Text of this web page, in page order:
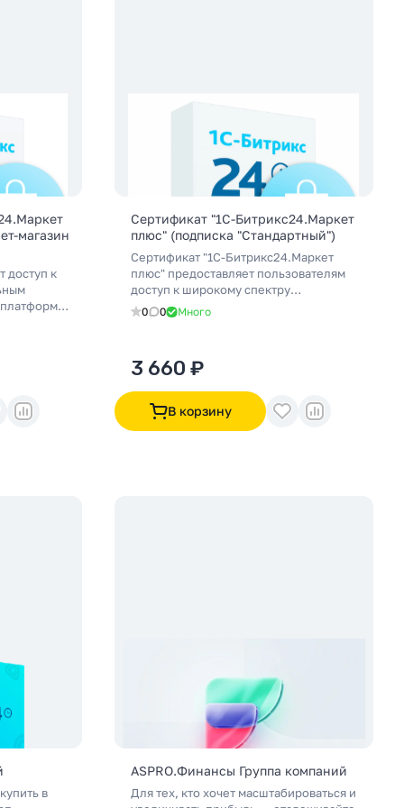
магазин
доступ к
онлайн-
процессы
и
Сертификат "1С-Битрикс24.Маркет
плюс" (подписка "Стандартный")
Сертификат "1С-Битрикс24.Маркет
плюс" предоставляет пользователям
доступ к широкому спектру
инструментов, включая CRM-систему,
инструменты для управления
0 0 Много
3 660 ₽
В корзину
в
ASPRO.Финансы Группа компаний
Для тех, кто хочет масштабироваться и